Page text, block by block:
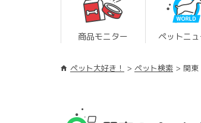
商品モニター ペットニ
ペット大好き！ ペット検索 関東